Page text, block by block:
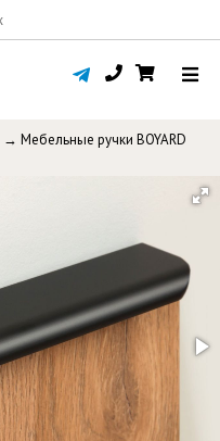
→ Мебельные ручки BOYARD